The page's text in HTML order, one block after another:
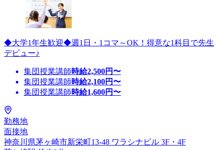
◆大学1年生歓迎◆週1日・1コマ～OK！得意な1科目で先生
デビュー♪
集団授業講師時給2,500円〜
集団授業講師時給2,100円〜
集団授業講師時給1,600円〜
勤務地
面接地
神奈川県茅ヶ崎市新栄町13-48 ワラシナビル 3F・4F